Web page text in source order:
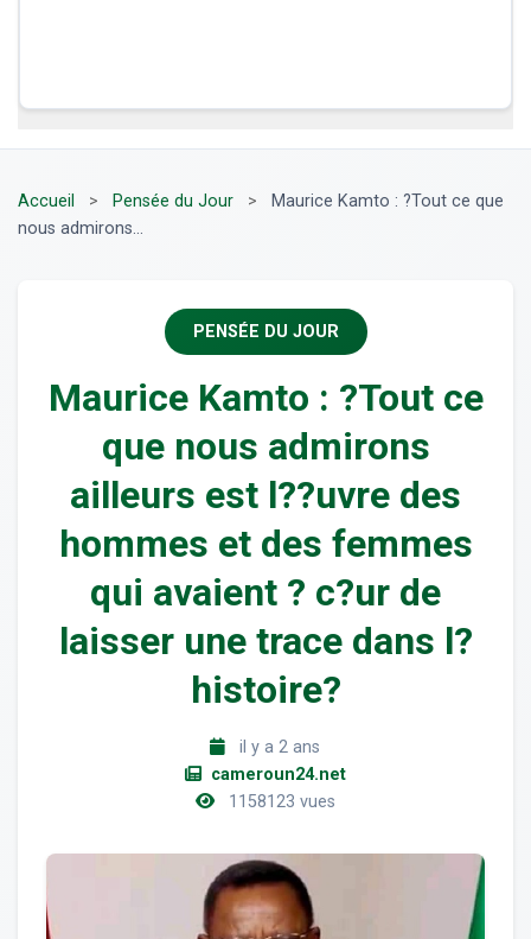
Accueil > Pensée du Jour >
Maurice Kamto : ?Tout ce que
nous admirons...
PENSÉE DU JOUR
Maurice Kamto : ?Tout ce
que nous admirons
ailleurs est l??uvre des
hommes et des femmes
qui avaient ? c?ur de
laisser une trace dans l?
histoire?
il y a 2 ans
cameroun24.net
1158123 vues